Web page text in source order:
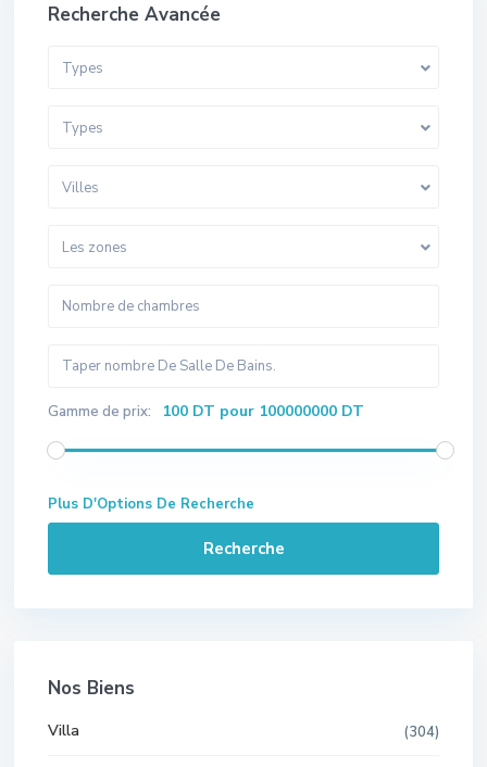
Recherche Avancée
Types
Types
Villes
Les zones
Gamme de prix: 100 DT pour 100000000 DT
Plus D'Options De Recherche
Recherche
Nos Biens
Villa (304)